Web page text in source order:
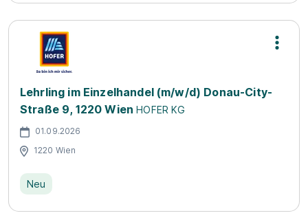
Lehrling im Einzelhandel (m/w/d) Donau-City-
Straße 9, 1220 Wien HOFER KG
01.09.2026
1220 Wien
Neu